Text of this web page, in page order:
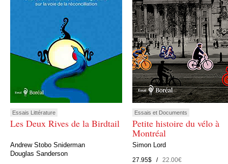
Essais Littérature
Les Deux Rives de la Birdtail
Andrew Stobo Sniderman
Douglas Sanderson
Essais et Documents
Petite histoire du vélo à
Montréal
Simon Lord
27.95$ /22.00€